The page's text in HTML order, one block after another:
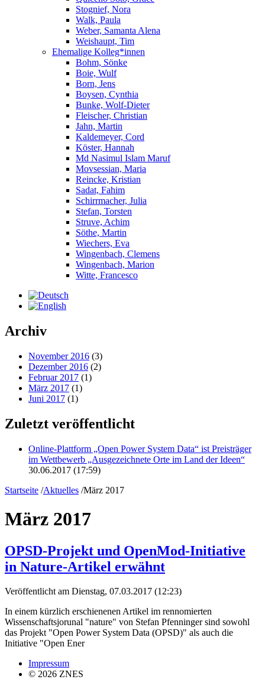
Stognief, Nora
Walk, Paula
Weber, Samanta Alena
Weishaupt, Tim
Ehemalige Kolleg*innen
Bohm, Sönke
Boie, Wulf
Born, Jens
Boysen, Cynthia
Bunke, Wolf-Dieter
Fleischer, Christian
Jahn, Martin
Kaldemeyer, Cord
Köster, Hannah
Md Nasimul Islam Maruf
Movsessian, Maria
Reincke, Kristian
Sadat, Fahim
Schirrmacher, Julia
Stefan, Torsten
Struve, Achim
Söthe, Martin
Wiechers, Eva
Wingenbach, Clemens
Wingenbach, Marion
Witte, Francesco
Archiv
November 2016 (3)
Dezember 2016 (2)
Februar 2017 (1)
März 2017 (1)
Juni 2017 (1)
Zuletzt veröffentlicht
Online-Plattform „Open Power System Data“ ist Preisträger
im Wettbewerb „Ausgezeichnete Orte im Land der Ideen“
30.06.2017 (17:59)
Startseite /Aktuelles /März 2017
März 2017
OPSD-Projekt und OpenMod-Initiative
in Nature-Artikel erwähnt
Veröffentlicht am Dienstag, 07.03.2017 (12:23)
In einem kürzlich erschienenen Artikel im rennomierten
Wissenschaftsjorunal "nature" von Stefan Pfenninger sind sowohl
das Projekt "Open Power System Data (OPSD)" als auch die
Initiative "Open Ener
Impressum
© 2026 ZNES